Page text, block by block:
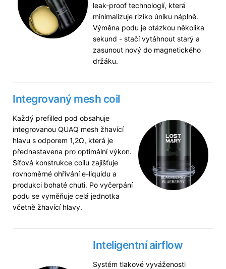
leak-proof technologií, která
minimalizuje riziko úniku náplně.
Výměna podu je otázkou několika
sekund - stačí vytáhnout starý a
zasunout nový do magnetického
držáku.
Integrovaný mesh coil
Každý prefilled pod obsahuje
integrovanou QUAQ mesh žhavící
hlavu s odporem 1,2Ω, která je
přednastavena pro optimální výkon.
Síťová konstrukce coilu zajišťuje
rovnoměrné ohřívání e-liquidu a
produkci bohaté chuti. Po vyčerpání
podu se vyměňuje celá jednotka
včetně žhavící hlavy.
Inteligentníairflow
Systém tlakové vyváženosti